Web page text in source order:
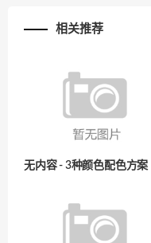
相关推荐
无内容 - 3种颜色配色方案